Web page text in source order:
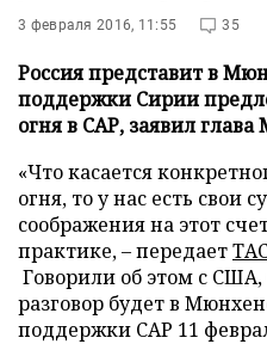
3 февраля 2016, 11:55 35
Россия представит в
поддержки Сирии
огня в САР, заявил
«Что касается
огня, то у нас есть свои
соображения на этот
практике, – передает
Говорили об этом с
разговор будет в
поддержки САР 11